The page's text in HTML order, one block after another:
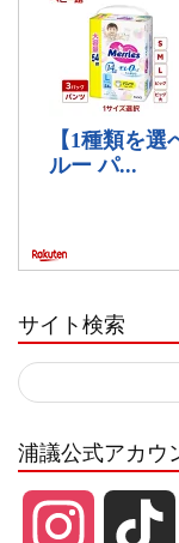
サイト検索
浦議公式アカウ